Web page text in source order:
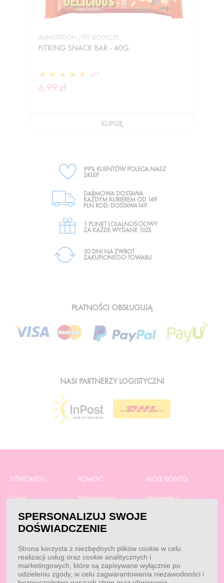
ALLNUTRITION / FIT SŁODYCZE
FITKING SNACK BAR - 40G
417
6,99 zł
KUPUJĘ
99% KLIENTÓW POLECA NASZ
SKLEP
DARMOWA DOSTAWA
KAŻDYM KURIEREM OD 149
PLN KOD: DOSTAWA149
1 PUNKT LOJALNOŚCIOWY
ZA KAŻDE WYDANE 10ZŁ
30 DNI NA ZWROT
ZAKUPIONEGO TOWARU
PŁATNOŚCI OBSŁUGUJĄ
NASI PARTNERZY LOGISTYCZNI
FITWOMEN
O nas
RODO
Obowiązek
Dane do przelewu
Przepisy
Blog
POMOC
Strona pomocy
Regulamin zakupów
Aktualne promocje
Reklamacje i zwroty
Dobór suplementacji
Kontakt
MOJE KONTO
Logowanie /
Moje zamówienia
SPERSONALIZUJ SWOJE
DOŚWIADCZENIE
Strona korzysta z niezbędnych plików cookie w celu
realizacji usług oraz cookie analitycznych i
marketingowych, które są zapisywane wyłącznie po
udzieleniu zgody, w celu zagwarantowania niezawodności i